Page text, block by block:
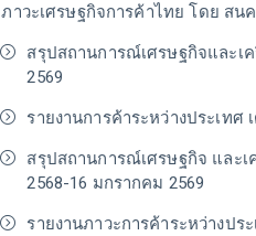
ภาวะเศรษฐกิจการค้าไทย โดย สน
สรุปสถานการณ์เศรษฐกิจและเ
2569
รายงานการค้าระหว่างประเทศ
สรุปสถานการณ์เศรษฐกิจ และ
2568-16 มกรากคม 2569
รายงานภาวะการค้าระหว่างปร